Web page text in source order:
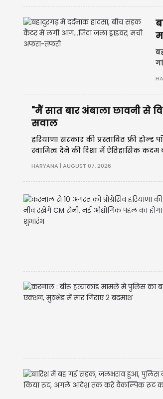
"मैं सात बार अंबाला छावनी से
सवाल
हरियाणा सरकार की प्रस्तावित फ्री
स्वामित्व देने की दिशा में ऐतिहासिक
असंतोष दिखाई दे रहा है।
HARYANA | AUGUST 07, 2026